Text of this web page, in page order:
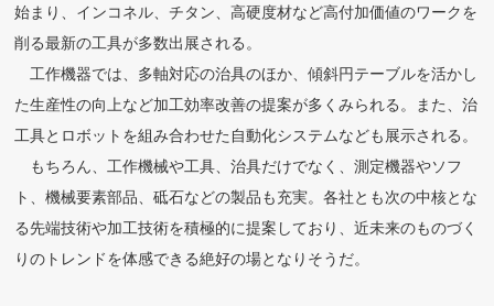
始まり、インコネル、チタン、高硬度材など高付加価値のワークを
削る最新の工具が多数出展される。
工作機器では、多軸対応の治具のほか、傾斜円テーブルを活かし
た生産性の向上など加工効率改善の提案が多くみられる。また、治
工具とロボットを組み合わせた自動化システムなども展示される。
もちろん、工作機械や工具、治具だけでなく、測定機器やソフ
ト、機械要素部品、砥石などの製品も充実。各社とも次の中核とな
る先端技術や加工技術を積極的に提案しており、近未来のものづく
りのトレンドを体感できる絶好の場となりそうだ。